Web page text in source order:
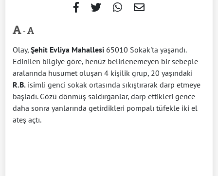
-
Olay, Şehit Evliya Mahallesi 65010 Sokak'ta yaşandı.
Edinilen bilgiye göre, henüz belirlenemeyen bir sebeple
aralarında husumet oluşan 4 kişilik grup, 20 yaşındaki
R.B. isimli genci sokak ortasında sıkıştırarak darp etmeye
başladı. Gözü dönmüş saldırganlar, darp ettikleri gence
daha sonra yanlarında getirdikleri pompalı tüfekle iki el
ateş açtı.